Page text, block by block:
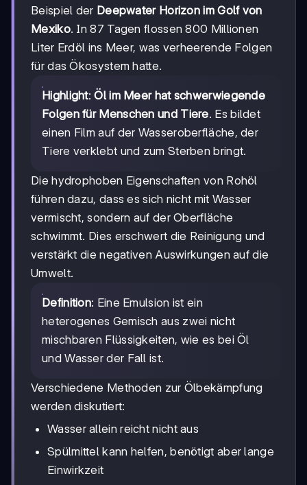
Beispiel der Deepwater Horizon im Golf von
Mexiko. In 87 Tagen flossen 800 Millionen
Liter Erdöl ins Meer, was verheerende Folgen
für das Ökosystem hatte.
Highlight:Öl im Meer hat schwerwiegende
Folgen für Menschen und Tiere. Es bildet
einen Film auf der Wasseroberfläche, der
Tiere verklebt und zum Sterben bringt.
Die hydrophoben Eigenschaften von Rohöl
führen dazu, dass es sich nicht mit Wasser
vermischt, sondern auf der Oberfläche
schwimmt. Dies erschwert die Reinigung und
verstärkt die negativen Auswirkungen auf die
Umwelt.
Definition: Eine Emulsion ist ein
heterogenes Gemisch aus zwei nicht
mischbaren Flüssigkeiten, wie es bei Öl
und Wasser der Fall ist.
Verschiedene Methoden zur Ölbekämpfung
werden diskutiert:
Wasser allein reicht nicht aus
Spülmittel kann helfen, benötigt aber lange
Einwirkzeit